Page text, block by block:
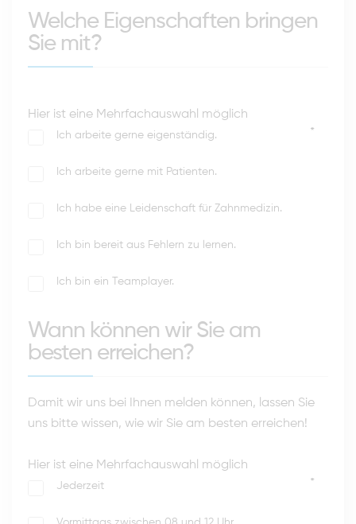
Welche Eigenschaften bringen
Sie mit?
Hier ist eine Mehrfachauswahl möglich
Ich arbeite gerne eigenständig.
Ich arbeite gerne mit Patienten.
Ich habe eine Leidenschaft für Zahnmedizin.
Ich bin bereit aus Fehlern zu lernen.
Ich bin ein Teamplayer.
*
Wann können wir Sie am
besten erreichen?
Damit wir uns bei Ihnen melden können, lassen Sie
uns bitte wissen, wie wir Sie am besten erreichen!
Hier ist eine Mehrfachauswahl möglich
Jederzeit *